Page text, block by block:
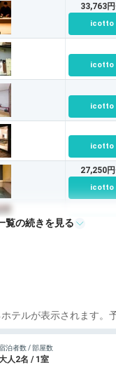
33,763
icotto
icotto
icotto
icotto
27,250
icotto
icotto
覧の続きを見る
テルが表示されます。
泊者数 / 部屋数
人2名 / 1室